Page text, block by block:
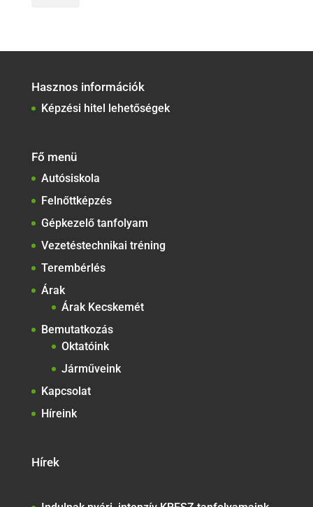
Hasznos információk
Képzési hitel lehetőségek
Fő menü
Autósiskola
Felnőttképzés
Gépkezelő tanfolyam
Vezetéstechnikai tréning
Terembérlés
Árak
Árak Kecskemét
Bemutatkozás
Oktatóink
Járműveink
Kapcsolat
Híreink
Hírek